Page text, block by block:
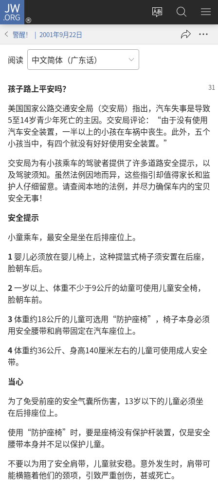
JW.ORG
更
登
录
（打
搜
索
JW.ORG
显
警醒！ | 2001年9月22日
阅读
孩子路上平安吗？
美国国家公路交通安全局（交安局）指出，汽车失事是导致
5至14岁青少年死亡的主因。交安局评论：“由于没有使用
汽车安全装置，一半以上的小孩在车祸中丧生。此外，五个
小孩当中，有四个就没有好好使用安全装置。”
交安局为有小孩乘车的驾驶者提供了许多道路安全提示，以
及驾驶须知。虽然法例因地而异，这些指引却值得家长和监
护人仔细留意。请查阅本地的法例，并尽力确保车内的宝贝
安全无事！
安全提示
小童乘车，最安全是坐在后排座位上。
1婴儿必须放在婴儿椅上，这种提篮式椅子须安置在后座，
脸朝车后。
2一岁以上、体重不少于9公斤的幼童可使用儿童安全椅，
脸朝车前。
3体重约18公斤的儿童可选用“防护座椅”，椅子本身必须
用安全腰带和肩带固定在汽车座位上。
4体重约36公斤、身高140厘米左右的儿童可使用成人安全
带。
当心
为了免受前座的安全气囊所伤害，13岁以下的儿童必须坐
在后排座位上。
使用“防护座椅”时，要是座椅没有保护杆装置，仅是安全
腰带本身并不足以保护儿童。
不要以为用了安全肩带，儿童就安稳。意外发生时，肩带可
能横箍着他们的颈项，引致严重创伤，甚或死亡。